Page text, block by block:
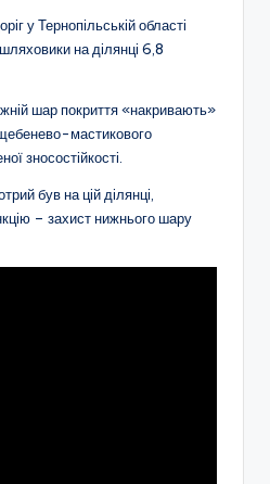
у Тернопільській області
на ділянці 6,8
шар покриття «накривають»
мастикового
зносостійкості.
був на цій ділянці,
– захист нижнього шару